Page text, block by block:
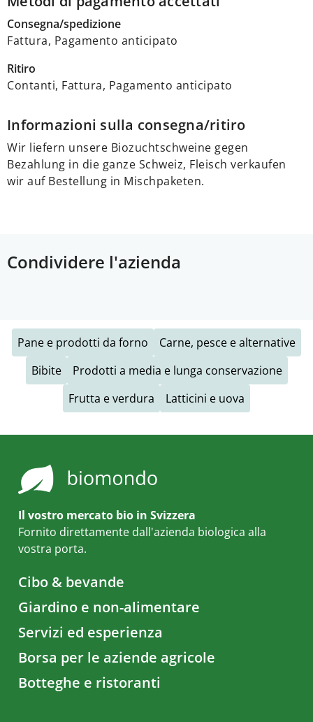
Consegna/spedizione
Fattura, Pagamento anticipato
Ritiro
Contanti, Fattura, Pagamento anticipato
Informazioni sulla consegna/ritiro
Wir liefern unsere Biozuchtschweine gegen
Bezahlung in die ganze Schweiz, Fleisch verkaufen
wir auf Bestellung in Mischpaketen.
Condividere l'azienda
Pane e prodotti da forno
Carne, pesce e alternative
Bibite
Prodotti a media e lunga conservazione
Frutta e verdura
Latticini e uova
Il vostro mercato bio in Svizzera
Fornito direttamente dall'azienda biologica alla
vostra porta.
Cibo & bevande
Giardino e non-alimentare
Servizi ed esperienza
Borsa per le aziende agricole
Botteghe e ristoranti